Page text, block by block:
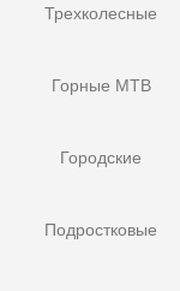
Трехколесные
Горные MTB
Городские
Подростковые